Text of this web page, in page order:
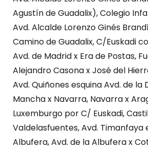
Agustín de Guadalix), Colegio
Avd. Alcalde Lorenzo Ginés
Camino de Guadalix, C/Euskadi
Avd. de Madrid x Era de Postas,
Alejandro Casona x José del
Avd. Quiñones esquina Avd. de la
Mancha x Navarra, Navarra x
Luxemburgo por C/ Euskadi,
Valdelasfuentes, Avd. Timanfaya
Albufera, Avd. de la Albufera x